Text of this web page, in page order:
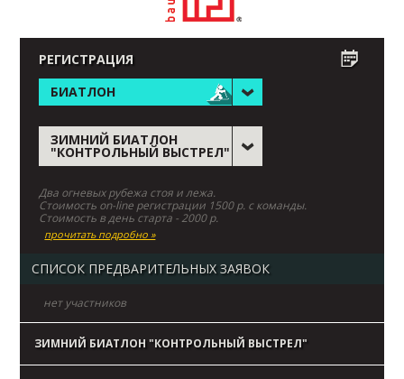
РЕГИСТРАЦИЯ
БИАТЛОН
ЗИМНИЙ БИАТЛОН
"КОНТРОЛЬНЫЙ ВЫСТРЕЛ"
Два огневых рубежа стоя и лежа.
Стоимость on-line регистрации 1500 р. с команды.
Стоимость в день старта - 2000 р.
прочитать подробно »
СПИСОК ПРЕДВАРИТЕЛЬНЫХ ЗАЯВОК
нет участников
ЗИМНИЙ БИАТЛОН "КОНТРОЛЬНЫЙ ВЫСТРЕЛ"